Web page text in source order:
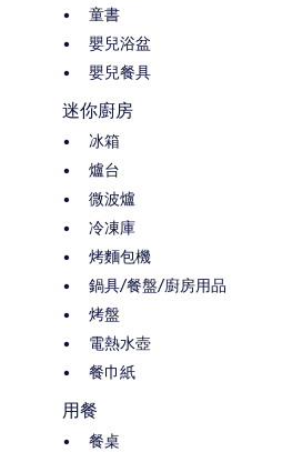
童書
嬰兒浴盆
嬰兒餐具
迷你廚房
冰箱
爐台
微波爐
冷凍庫
烤麵包機
鍋具/餐盤/廚房用品
烤盤
電熱水壺
餐巾紙
用餐
餐桌